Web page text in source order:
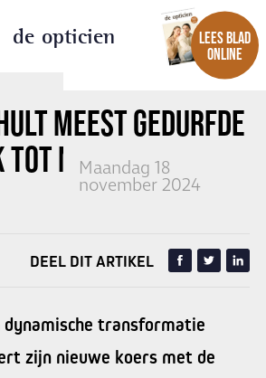
de opticien
LEES BLAD
ONLINE
MEEST GEDURFDE
TOT NU TOE
Maandag 18
november 2024
DEEL DIT ARTIKEL
dynamische transformatie
zijn nieuwe koers met de